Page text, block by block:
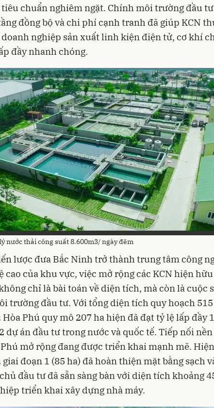
chuẩn nghiêm ngặt. Chính môi trường đầu
đồng bộ và chi phí cạnh tranh đã giúp KCN
doanh nghiệp sản xuất linh kiện điện tử, cơ khí
đầy nhanh chóng.
nước thải công suất 8.600m3/ ngày đêm
lược đưa Bắc Ninh trở thành trung tâm công
cao của khu vực, việc mở rộng các KCN hiện
chỉ là bài toán về diện tích, mà còn là cuộc
trường đầu tư. Với tổng diện tích quy hoạch 515
Phú quy mô 207 ha hiện đã đạt tỷ lệ lấp đầy
dự án đầu tư trong nước và quốc tế. Tiếp nối nền
Phú mở rộng đang được triển khai mạnh mẽ.
đoạn 1 (85 ha) đã hoàn thiện mặt bằng sạch
đầu tư đã sẵn sàng bàn với diện tích khoảng
triển khai xây dựng nhà máy.